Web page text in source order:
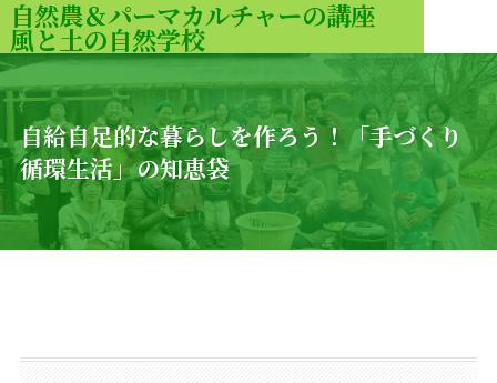
自然農＆パーマカルチャーの講座
風と土の自然学校
自給自足的な暮らしを作ろう！「手づくり
循環生活」の知恵袋